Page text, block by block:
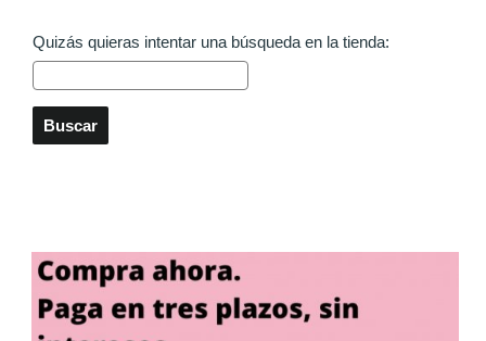
Quizás quieras intentar una búsqueda en la tienda: